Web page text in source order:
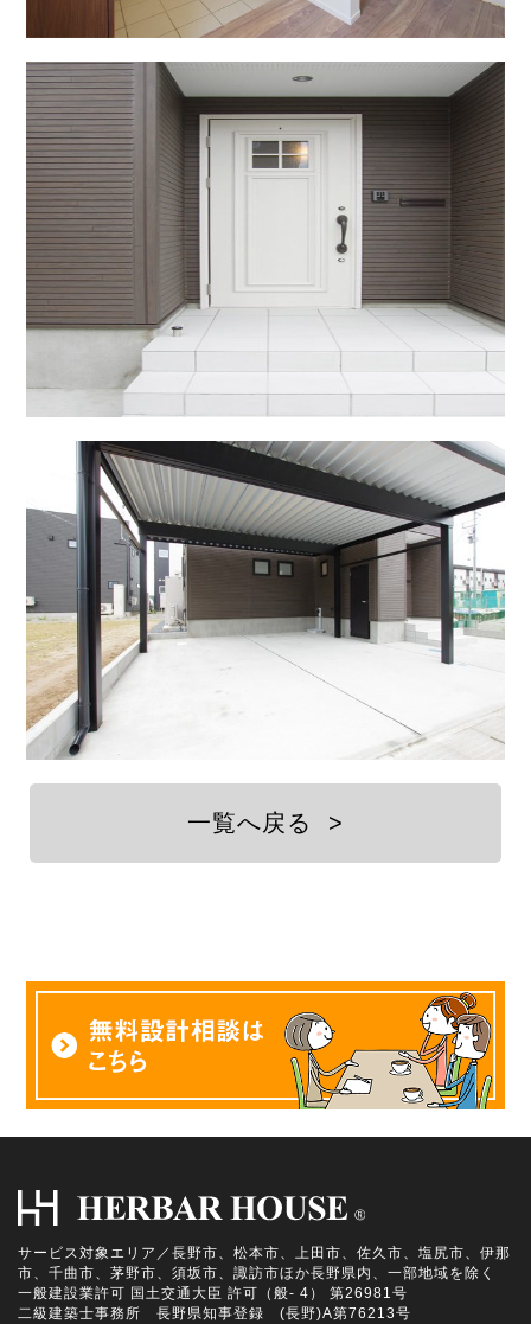
一覧へ戻る >
サービス対象エリア／長野市、松本市、上田市、佐久市、塩尻市、伊那
市、千曲市、茅野市、須坂市、諏訪市ほか長野県内、一部地域を除く
一般建設業許可 国土交通大臣 許可（般- 4） 第26981号
二級建築士事務所 長野県知事登録 (長野)A第76213号